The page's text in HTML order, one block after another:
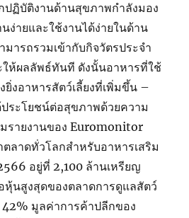
ฏิบัติงานด้านสุขภาพกำลังมอง
ง่ายและใช้งานได้ง่ายในด้าน
ารถรวมเข้ากับกิจวัตรประจำ
ให้ผลลัพธ์ทันที ดังนั้นอาหารที่ใช้
ยิ่งอาหารสัตว์เลี้ยงที่เพิ่มขึ้น –
ประโยชน์ต่อสุขภาพด้วยความ
รายงานของ Euromonitor
าดทั่วโลกสำหรับอาหารเสริม
อยู่ที่ 2,100 ล้านเหรียญ
หุ้นสูงสุดของตลาดการดูแลสัตว์
42% มูลค่าการค้าปลีกของ